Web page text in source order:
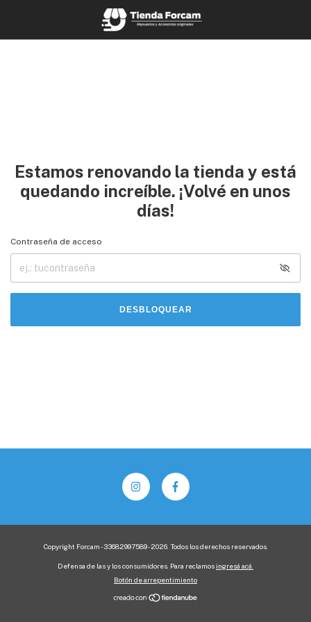
Estamos renovando la tienda y está
quedando increíble. ¡Volvé en unos
días!
Contraseña de acceso
DESBLOQUEAR
Copyright Forcam - 33682997589 - 2026. Todos los derechos reservados.
Defensa de las y los consumidores. Para reclamos ingresá acá.
Botón de arrepentimiento